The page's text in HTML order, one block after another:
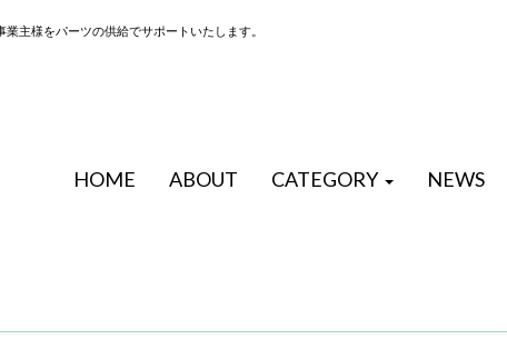
主様をパーツの供給でサポートいたします。
HOME ABOUT CATEGORY NEWS